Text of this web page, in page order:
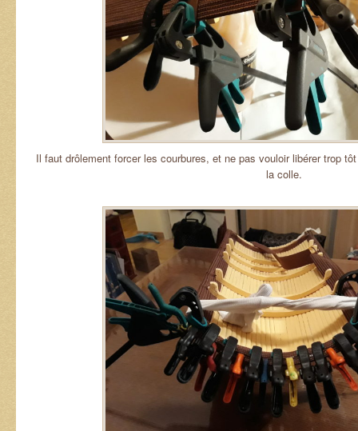
Il faut drôlement forcer les courbures, et ne pas vouloir libérer trop
la colle.